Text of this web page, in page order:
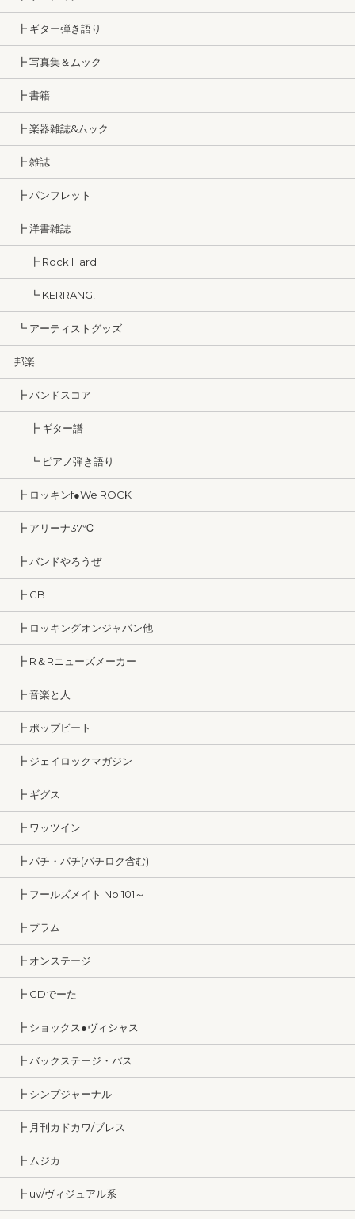
┣ ギター弾き語り
┣ 写真集＆ムック
┣ 書籍
┣ 楽器雑誌&ムック
┣ 雑誌
┣ パンフレット
┣ 洋書雑誌
┣ Rock Hard
┗ KERRANG!
┗ アーティストグッズ
邦楽
┣ バンドスコア
┣ ギター譜
┗ ピアノ弾き語り
┣ ロッキンf●We ROCK
┣ アリーナ37℃
┣ バンドやろうぜ
┣ GB
┣ ロッキングオンジャパン他
┣ R＆Rニューズメーカー
┣ 音楽と人
┣ ポップビート
┣ ジェイロックマガジン
┣ ギグス
┣ ワッツイン
┣ パチ・パチ(パチロク含む)
┣ フールズメイト No.101～
┣ プラム
┣ オンステージ
┣ CDでーた
┣ ショックス●ヴィシャス
┣ バックステージ・パス
┣ シンプジャーナル
┣ 月刊カドカワ/ブレス
┣ ムジカ
┣ uv/ヴィジュアル系